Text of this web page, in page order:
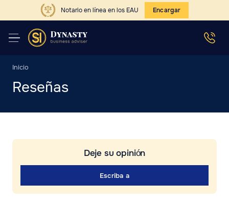
Notario en línea en los EAU Encargar
Inicio
Reseñas
Deje su opinión
Escriba a